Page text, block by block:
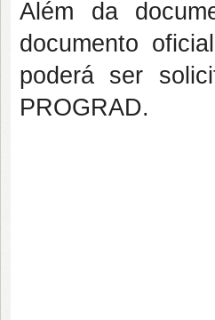
Além da
documento
poderá ser
PROGRAD.